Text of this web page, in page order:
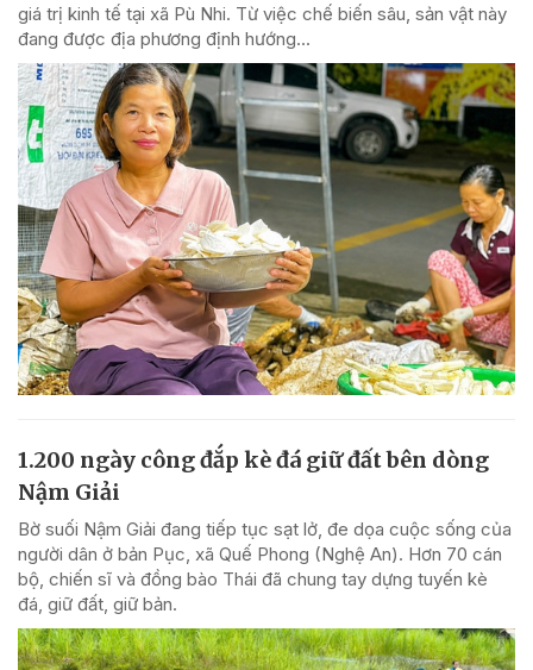
giá trị kinh tế tại xã Pù Nhi. Từ việc chế biến sâu, sản vật này
đang được địa phương định hướng...
1.200 ngày công đắp kè đá giữ đất bên dòng
Nậm Giải
Bờ suối Nậm Giải đang tiếp tục sạt lở, đe dọa cuộc sống của
người dân ở bản Pục, xã Quế Phong (Nghệ An). Hơn 70 cán
bộ, chiến sĩ và đồng bào Thái đã chung tay dựng tuyến kè
đá, giữ đất, giữ bản.